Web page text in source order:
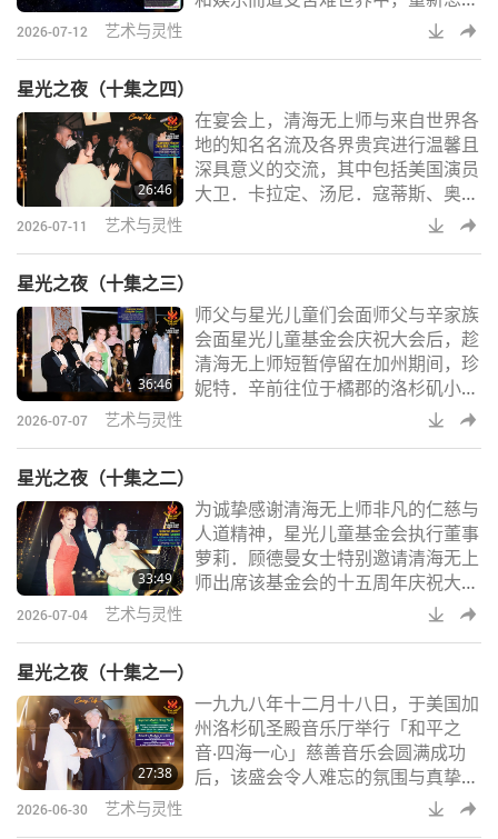
慈悲的意义。这部影片由汤玛斯韦
悲是几乎所有信仰的核心教义，那它
难道不应该扩及所有生命吗？汤玛
斯．韦德．杰克逊是屡获殊荣的美国
电影制片人、摄影师暨音乐家。二○
2026-07-12 艺术与灵性
星光之夜（十集之四）
26:46
在宴会上，清海无上师与来自世界各
地的知名名流及各界贵宾进行温馨且
深具意义的交流，其中包括美国演员
大卫．卡拉定、汤尼．寇蒂斯、奥斯
卡奖得主洛．史泰格、备受赞誉的女
2026-07-11 艺术与灵性
星光之夜（十集之三）
36:46
师父与星光儿童们会面师父与辛家族
会面星光儿童基金会庆祝大会后，趁
清海无上师短暂停留在加州期间，珍
妮特．辛前往位于橘郡的洛杉矶小中
心，拜访清海无上师。辛家是好莱坞
为人知。艾米利奥．艾斯特维兹主演
过《少壮屠龙阵》、《野鸭变凤
凰》、《疯狂盯哨令》。查理．辛因
《前进高棉》、《少壮屠龙阵》、
2026-07-07 艺术与灵性
星光之夜（十集之二）
33:49
为诚挚感谢清海无上师非凡的仁慈与
人道精神，星光儿童基金会执行董事
萝莉．顾德曼女士特别邀请清海无上
师出席该基金会的十五周年庆祝大会
「星光魅力之夜」，一九九九年十月
了亲切的交谈。该活动还有著名艺术
家带来难忘音乐表演，包括男中音大
卫斯．盖恩、曾荣获多届葛莱美奖的
美国歌手雪莉．克洛，及北方部落基
2026-07-04 艺术与灵性
星光之夜（十集之一）
27:38
一九九八年十二月十八日，于美国加
州洛杉矶圣殿音乐厅举行「和平之
音‧四海一心」慈善音乐会圆满成功
后，该盛会令人难忘的氛围与真挚的
情感至今仍引起所有与会者的深刻共
2026-06-30 艺术与灵性